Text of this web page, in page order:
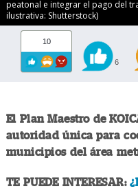
peatonal e integrar el pago del
ilustrativa: Shutterstock)
10
6
El Plan Maestro de
autoridad única para
municipios del área
TE PUEDE INTERESAR: